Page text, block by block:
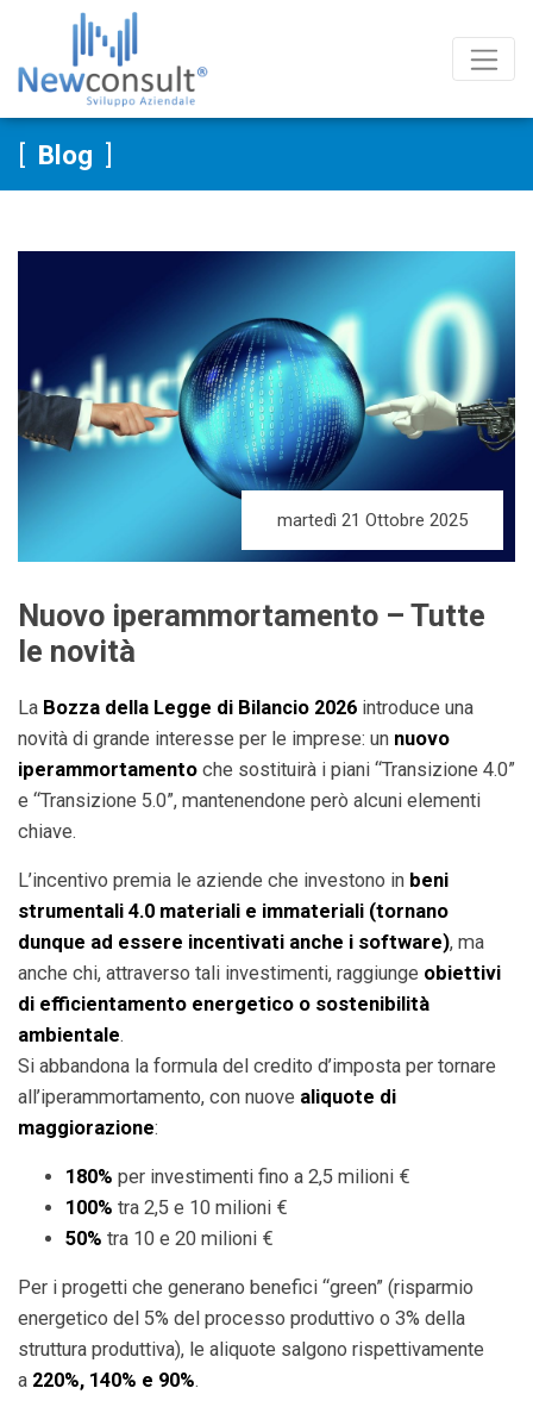
Salta al contenuto
Blog
martedì 21 Ottobre 2025
Nuovo iperammortamento – Tutte
le novità
La Bozza della Legge di Bilancio 2026 introduce una
novità di grande interesse per le imprese: un nuovo
iperammortamento che sostituirà i piani “Transizione 4.0”
e “Transizione 5.0”, mantenendone però alcuni elementi
chiave.
L’incentivo premia le aziende che investono in beni
strumentali 4.0 materiali e immateriali (tornano
dunque ad essere incentivati anche i software), ma
anche chi, attraverso tali investimenti, raggiunge obiettivi
di efficientamento energetico o sostenibilità
ambientale.
Si abbandona la formula del credito d’imposta per tornare
all’iperammortamento, con nuove aliquote di
maggiorazione:
180% per investimenti fino a 2,5 milioni €
100% tra 2,5 e 10 milioni €
50% tra 10 e 20 milioni €
Per i progetti che generano benefici “green” (risparmio
energetico del 5% del processo produttivo o 3% della
struttura produttiva), le aliquote salgono rispettivamente
a 220%, 140% e 90%.